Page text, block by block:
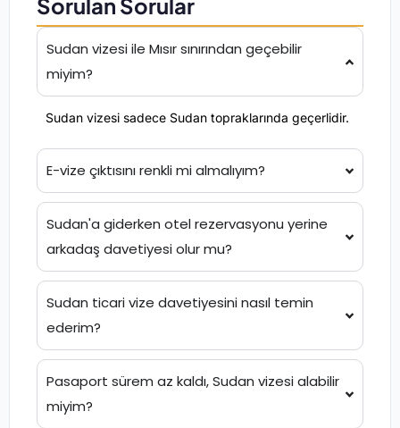
Sorulan Sorular
Sudan vizesi ile Mısır sınırından geçebilir
miyim?
Sudan vizesi sadece Sudan topraklarında geçerlidir.
E-vize çıktısını renkli mi almalıyım?
Sudan'a giderken otel rezervasyonu yerine
arkadaş davetiyesi olur mu?
Sudan ticari vize davetiyesini nasıl temin
ederim?
Pasaport sürem az kaldı, Sudan vizesi alabilir
miyim?